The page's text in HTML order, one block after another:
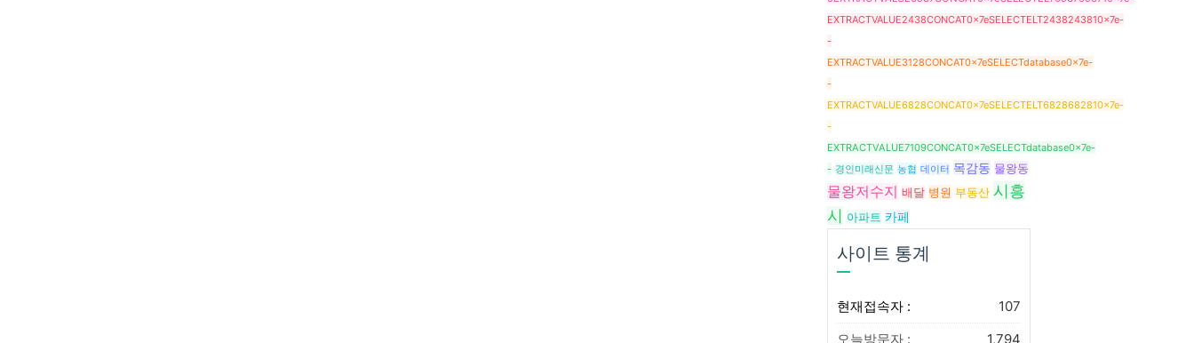
EXTRACTVALUE2438CONCAT0x7eSELECTELT2438243810x7e-
-
EXTRACTVALUE3128CONCAT0x7eSELECTdatabase0x7e-
-
EXTRACTVALUE6828CONCAT0x7eSELECTELT6828682810x7e-
-
EXTRACTVALUE7109CONCAT0x7eSELECTdatabase0x7e-
- 경인미래신문 농협 데이터 목감동 물왕동
물왕저수지 배달 병원 부동산 시흥
시 아파트 카페
사이트 통계
현재접속자 :
107
오늘방문자 :
1,794